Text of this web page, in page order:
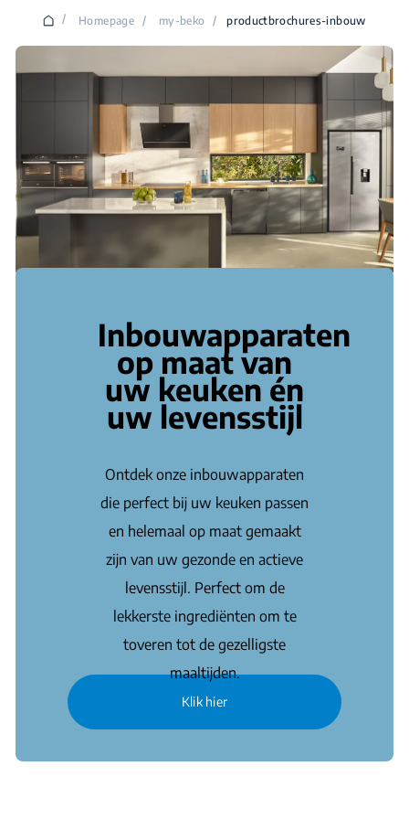
/ Homepage / my-beko / productbrochures-inbouw
Inbouwapparaten
op maat van
uw keuken én
uw levensstijl
Ontdek onze inbouwapparaten
die perfect bij uw keuken passen
en helemaal op maat gemaakt
zijn van uw gezonde en actieve
levensstijl. Perfect om de
lekkerste ingrediënten om te
toveren tot de gezelligste
maaltijden.
Klik hier